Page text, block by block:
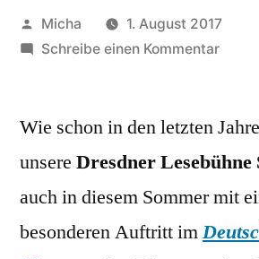
Veröffentlicht
von
Micha
1. August 2017
Schreibe einen Kommentarzu
Sax
Wie schon in den letzten
unsere Dresdner Lesebühne
auch in diesem Sommer mit
besonderen Auftritt im